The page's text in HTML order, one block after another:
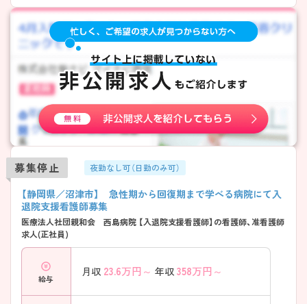
募集停止 夜勤なし可（日勤のみ可）
【静岡県／沼津市】 急性期から回復期まで学べる病院にて入
退院支援看護師募集
医療法人社団親和会 西島病院 【入退院支援看護師】の看護師、准看護師
求人(正社員)
給与
月収 23.6万円～ 年収 358万円～